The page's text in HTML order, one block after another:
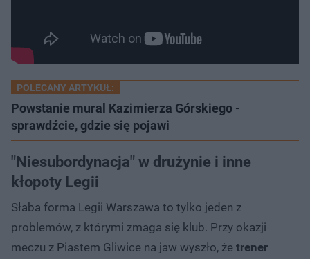
POLECANY ARTYKUŁ:
Powstanie mural Kazimierza Górskiego -
sprawdźcie, gdzie się pojawi
"Niesubordynacja" w drużynie i inne
kłopoty Legii
Słaba forma Legii Warszawa to tylko jeden z
problemów, z którymi zmaga się klub. Przy okazji
meczu z Piastem Gliwice na jaw wyszło, że trener